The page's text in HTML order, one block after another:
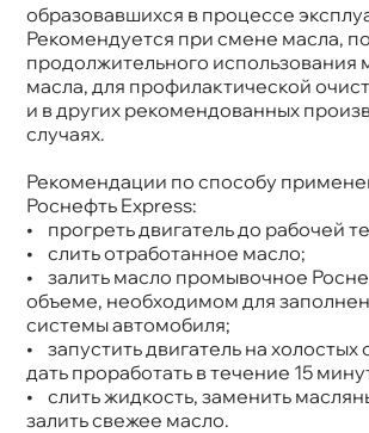
образовавшихся в процессе
Рекомендуется при смене масла,
продолжительного использования
масла, для профилактической
и в других рекомендованных
случаях.
Рекомендации по способу
Роснефть Express:
• прогреть двигатель до рабочей
• слить отработанное масло;
• залить масло промывочное
объеме, необходимом для
системы автомобиля;
• запустить двигатель на холостых
дать проработать в течение 15
• слить жидкость, заменить
залить свежее масло.